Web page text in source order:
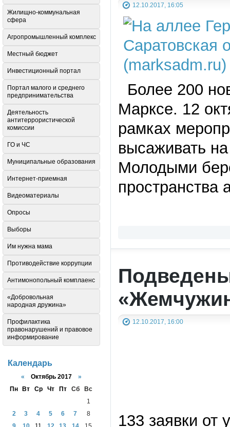
12.10.2017, 16:05
Более 200
Марксе. 12
рамках
высаживать
Молодыми
пространства
12.10.2017, 16:00
133 заявки от
Жилищно-коммунальная
сфера
Агропромышленный комплекс
Местный бюджет
Инвестиционный портал
Портал малого и среднего
предпринимательства
Деятельность
антитеррористической
комиссии
ГО и ЧС
Муниципальные образования
Интернет-приемная
Видеоматериалы
Опросы
Выборы
Им нужна мама
Противодействие коррупции
Антимонопольный комплаенс
«Добровольная
народная дружина»
Профилактика
правонарушений и правовое
информирование
Календарь
« Октябрь 2017 »
Пн
Вт Ср Чт Пт Сб
Вс
1
2
3 4 5 6 7
8